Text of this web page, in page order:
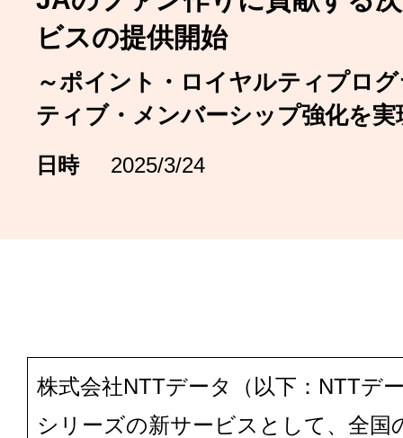
ビスの提供開始
～ポイント・ロイヤルティプロ
ティブ・メンバーシップ強化を実
日時 2025/3/24
株式会社NTTデータ（以下：NTTデ
シリーズの新サービスとして、全国